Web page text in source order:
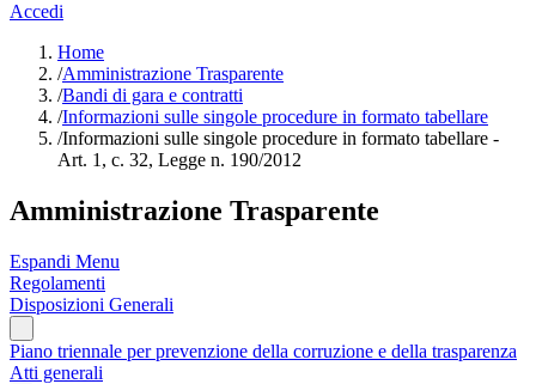
Accedi
Home
/Amministrazione Trasparente
/Bandi di gara e contratti
/Informazioni sulle singole procedure in formato tabellare
/Informazioni sulle singole procedure in formato tabellare -
Art. 1, c. 32, Legge n. 190/2012
Amministrazione Trasparente
Espandi Menu
Regolamenti
Disposizioni Generali
Piano triennale per prevenzione della corruzione e della trasparenza
Atti generali